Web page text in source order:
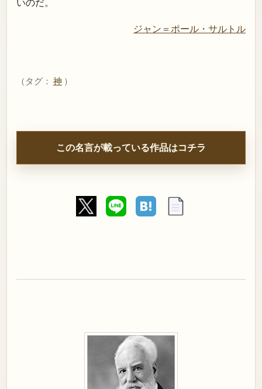
ジャン＝ポール・サルトル
（タグ： 神 ）
この名言が載っている作品はコチラ